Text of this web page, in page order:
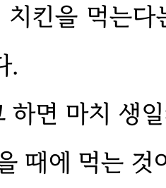
킨을 먹는
.
하면 마치 생
때에 먹는 것